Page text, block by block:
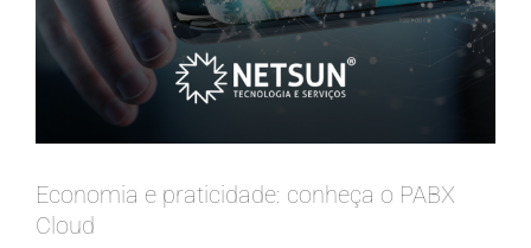
Economia e praticidade: conheça o PABX
Cloud